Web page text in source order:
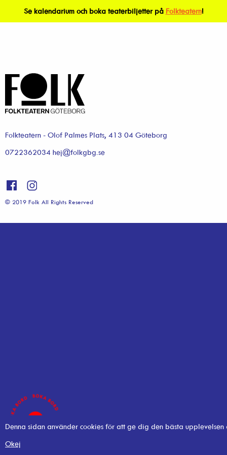
Se kalendarium och boka teaterbiljetter på Folkteatern!
Folkteatern - Olof Palmes Plats, 413 04 Göteborg
0722362034 hej@folkgbg.se
© 2019 Folk All Rights Reserved
Denna sidan använder cookies för att ge dig den bästa
Okej